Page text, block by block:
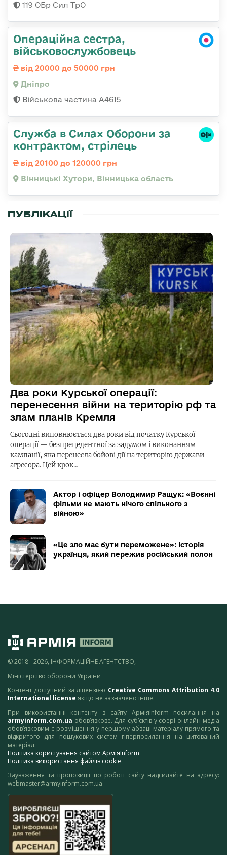
119 ОБр Сил ТрО
Операційна сестра,
військовослужбовець
від 20000 до 50000 грн
Дніпро
Військова частина А4615
Служба в Силах Оборони за
контрактом, стрілець
від 20100 до 120000 грн
Вінницькі Хутори, Вінницька область
ПУБЛІКАЦІЇ
Два роки Курської операції:
перенесення війни на територію рф та
злам планів Кремля
Сьогодні виповнюється два роки від початку Курської
операції — безпрецедентної за задумом і виконанням
кампанії, яка перенесла бойові дії на територію держави-
агресора. Цей крок…
Актор і офіцер Володимир Ращук: «Воєнні
фільми не мають нічого спільного з
війною»
«Це зло має бути переможене»: історія
українця, який пережив російський полон
© 2018 - 2026, ІНФОРМАЦІЙНЕ АГЕНТСТВО,
Міністерство оборони України
Контент доступний за ліцензією Creative Commons Attribution 4.0
International license якщо не зазначено інше.
При використанні контенту з сайту АрміяInform посилання на
armyinform.com.ua обов’язкове. Для суб’єктів у сфері онлайн-медіа
обов’язковим є розміщення у першому абзаці матеріалу прямого та
відкритого для пошукових систем гіперпосилання на цитований
матеріал.
Політика користування сайтом АрміяInform
Політика використання файлів cookie
Зауваження та пропозиції по роботі сайту надсилайте на адресу:
webmaster@armyinform.com.ua